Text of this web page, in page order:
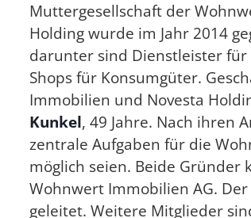
Muttergesellschaft der
Holding wurde im Jahr 2014
darunter sind Dienstleister für
Shops für Konsumgüter.
Immobilien und Novesta
Kunkel, 49 Jahre. Nach ihren
zentrale Aufgaben für die
möglich seien. Beide
Wohnwert Immobilien AG.
geleitet. Weitere Mitglieder